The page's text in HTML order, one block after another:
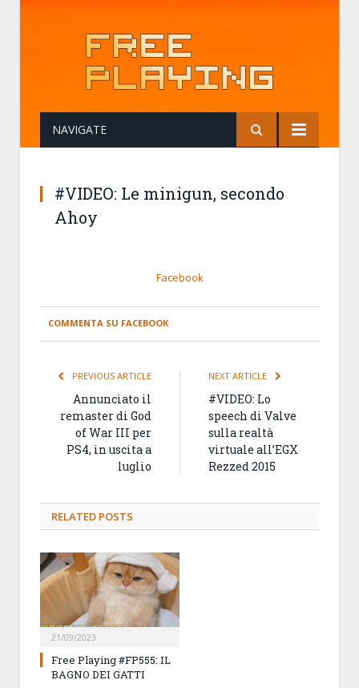
NAVIGATE
#VIDEO: Le minigun, secondo
Ahoy
Facebook
COMMENTA SU FACEBOOK
PREVIOUS ARTICLE
Annunciato il
remaster di God
of War III per
PS4, in uscita a
luglio
NEXT ARTICLE
#VIDEO: Lo
speech di Valve
sulla realtà
virtuale all’EGX
Rezzed 2015
RELATED POSTS
21/09/2023
Free Playing #FP555: IL
BAGNO DEI GATTI